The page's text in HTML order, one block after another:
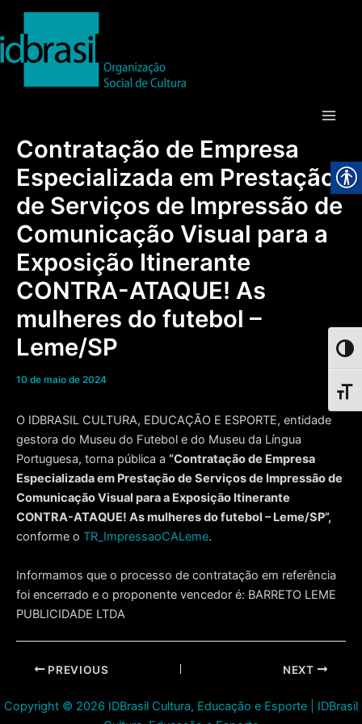
o
conteúdo
Contratação de Empresa
Especializada em Prestação
de Serviços de Impressão de
Comunicação Visual para a
Exposição Itinerante
CONTRA-ATAQUE! As
mulheres do futebol –
Leme/SP
10 de maio de 2024
O IDBRASIL CULTURA, EDUCAÇÃO E ESPORTE, entidade
gestora do Museu do Futebol e do Museu da Língua
Portuguesa, torna pública a “Contratação de Empresa
Especializada em Prestação de Serviços de Impressão de
Comunicação Visual para a Exposição Itinerante
CONTRA-ATAQUE! As mulheres do futebol – Leme/SP”,
conforme o TR_ImpressaoCALeme.
Informamos que o processo de contratação em referência
foi encerrado e o proponente vencedor é: BARRETO LEME
PUBLICIDADE LTDA
Post PREVIOUS NEXT
Copyright © 2026 IDBrasil Cultura, Educação e Esporte | IDBrasil